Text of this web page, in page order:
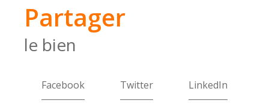
partager
le bien
Facebook Twitter LinkedIn